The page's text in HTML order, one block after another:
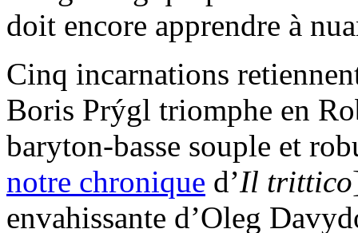
doit encore apprendre à
Cinq incarnations
Boris Prýgl triomphe en
baryton-basse souple et
notre chronique d’Il trittico
envahissante d’Oleg